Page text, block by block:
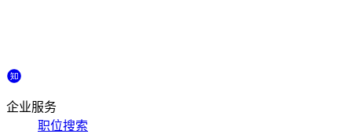
企业服务
职位搜索